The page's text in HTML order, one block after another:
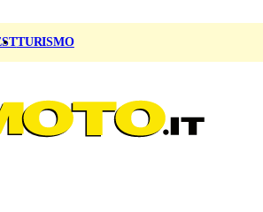
TURISMO